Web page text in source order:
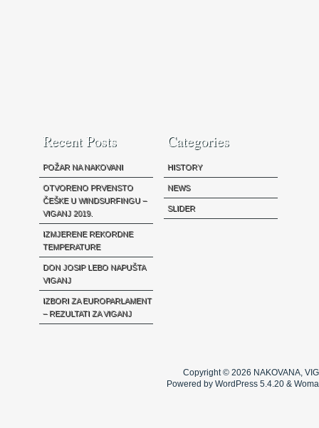
Recent Posts
POŽAR NA NAKOVANI
OTVORENO PRVENSTO
ČEŠKE U WINDSURFINGU –
VIGANJ 2019.
IZMJERENE REKORDNE
TEMPERATURE
DON JOSIP LEBO NAPUŠTA
VIGANJ
IZBORI ZA EUROPARLAMENT
– REZULTATI ZA VIGANJ
Categories
HISTORY
NEWS
SLIDER
Copyright © 2026 NAKOVANA,
Powered by WordPress 5.4.20 &